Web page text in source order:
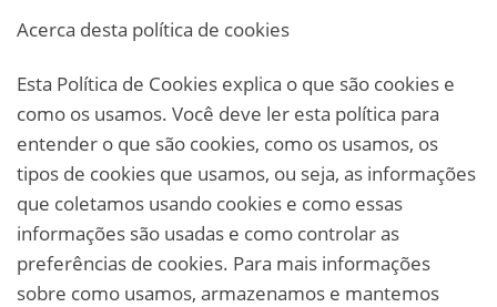
Acerca desta política de cookies
Esta Política de Cookies explica o que são cookies e
como os usamos. Você deve ler esta política para
entender o que são cookies, como os usamos, os
tipos de cookies que usamos, ou seja, as informações
que coletamos usando cookies e como essas
informações são usadas e como controlar as
preferências de cookies. Para mais informações
sobre como usamos, armazenamos e mantemos